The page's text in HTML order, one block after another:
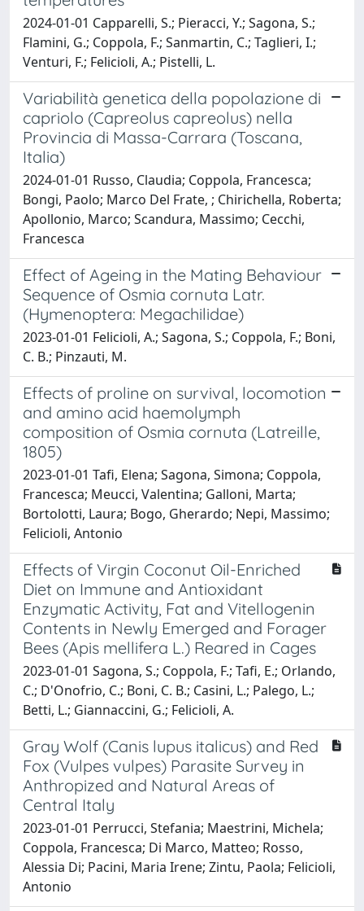
2024-01-01 Capparelli, S.; Pieracci, Y.; Sagona, S.;
Flamini, G.; Coppola, F.; Sanmartin, C.; Taglieri, I.;
Venturi, F.; Felicioli, A.; Pistelli, L.
Variabilità genetica della popolazione di
capriolo (Capreolus capreolus) nella
Provincia di Massa-Carrara (Toscana,
Italia)
2024-01-01 Russo, Claudia; Coppola, Francesca;
Bongi, Paolo; Marco Del Frate, ; Chirichella, Roberta;
Apollonio, Marco; Scandura, Massimo; Cecchi,
Francesca
Effect of Ageing in the Mating Behaviour
Sequence of Osmia cornuta Latr.
(Hymenoptera: Megachilidae)
2023-01-01 Felicioli, A.; Sagona, S.; Coppola, F.; Boni,
C. B.; Pinzauti, M.
Effects of proline on survival, locomotion
and amino acid haemolymph
composition of Osmia cornuta (Latreille,
1805)
2023-01-01 Tafi, Elena; Sagona, Simona; Coppola,
Francesca; Meucci, Valentina; Galloni, Marta;
Bortolotti, Laura; Bogo, Gherardo; Nepi, Massimo;
Felicioli, Antonio
Effects of Virgin Coconut Oil-Enriched
Diet on Immune and Antioxidant
Enzymatic Activity, Fat and Vitellogenin
Contents in Newly Emerged and Forager
Bees (Apis mellifera L.) Reared in Cages
2023-01-01 Sagona, S.; Coppola, F.; Tafi, E.; Orlando,
C.; D'Onofrio, C.; Boni, C. B.; Casini, L.; Palego, L.;
Betti, L.; Giannaccini, G.; Felicioli, A.
Gray Wolf (Canis lupus italicus) and Red
Fox (Vulpes vulpes) Parasite Survey in
Anthropized and Natural Areas of
Central Italy
2023-01-01 Perrucci, Stefania; Maestrini, Michela;
Coppola, Francesca; Di Marco, Matteo; Rosso,
Alessia Di; Pacini, Maria Irene; Zintu, Paola; Felicioli,
Antonio